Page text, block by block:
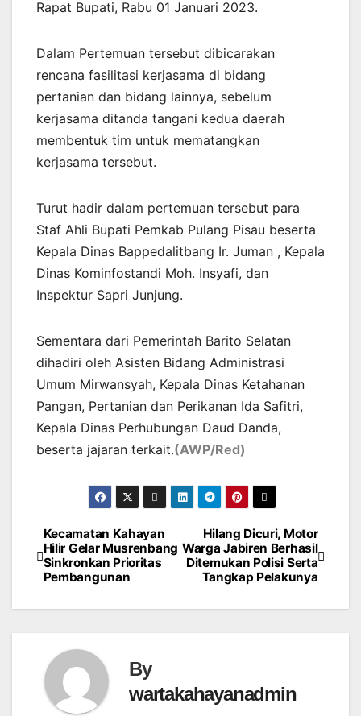
Rapat Bupati, Rabu 01 Januari 2023.
Dalam Pertemuan tersebut dibicarakan
rencana fasilitasi kerjasama di bidang
pertanian dan bidang lainnya, sebelum
kerjasama ditanda tangani kedua daerah
membentuk tim untuk mematangkan
kerjasama tersebut.
Turut hadir dalam pertemuan tersebut para
Staf Ahli Bupati Pemkab Pulang Pisau beserta
Kepala Dinas Bappedalitbang Ir. Juman , Kepala
Dinas Kominfostandi Moh. Insyafi, dan
Inspektur Sapri Junjung.
Sementara dari Pemerintah Barito Selatan
dihadiri oleh Asisten Bidang Administrasi
Umum Mirwansyah, Kepala Dinas Ketahanan
Pangan, Pertanian dan Perikanan Ida Safitri,
Kepala Dinas Perhubungan Daud Danda,
beserta jajaran terkait.(AWP/Red)
Post
navigation
Hilang Dicuri, Motor
Warga Jabiren Berhasil
Ditemukan Polisi Serta
Tangkap Pelakunya
Kecamatan Kahayan
Hilir Gelar Musrenbang
Sinkronkan Prioritas
Pembangunan
By
wartakahayanadmin